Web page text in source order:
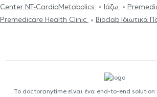
Center NT-CardioMetabolics
Ιάζω
Premedicare Health Clinic
Bioclab Ιδιωτικά
Το doctoranytime είναι ένα end-to-end solution